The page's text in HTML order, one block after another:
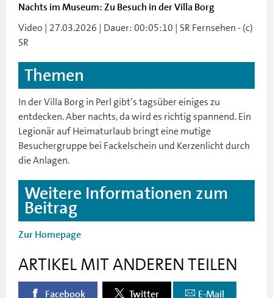
Nachts im Museum: Zu Besuch in der Villa Borg
Video | 27.03.2026 | Dauer: 00:05:10 | SR Fernsehen - (c)
SR
Themen
In der Villa Borg in Perl gibt’s tagsüber einiges zu
entdecken. Aber nachts, da wird es richtig spannend. Ein
Legionär auf Heimaturlaub bringt eine mutige
Besuchergruppe bei Fackelschein und Kerzenlicht durch
die Anlagen.
Weitere Informationen zum
Beitrag
Zur Homepage
ARTIKEL MIT ANDEREN TEILEN
Facebook Twitter E-Mail